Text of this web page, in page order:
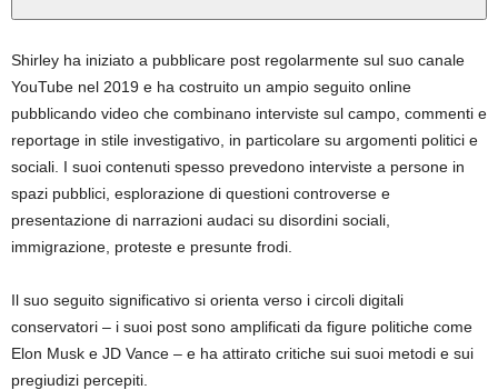
Shirley ha iniziato a pubblicare post regolarmente sul suo canale
YouTube nel 2019 e ha costruito un ampio seguito online
pubblicando video che combinano interviste sul campo, commenti e
reportage in stile investigativo, in particolare su argomenti politici e
sociali. I suoi contenuti spesso prevedono interviste a persone in
spazi pubblici, esplorazione di questioni controverse e
presentazione di narrazioni audaci su disordini sociali,
immigrazione, proteste e presunte frodi.
Il suo seguito significativo si orienta verso i circoli digitali
conservatori – i suoi post sono amplificati da figure politiche come
Elon Musk e JD Vance – e ha attirato critiche sui suoi metodi e sui
pregiudizi percepiti.